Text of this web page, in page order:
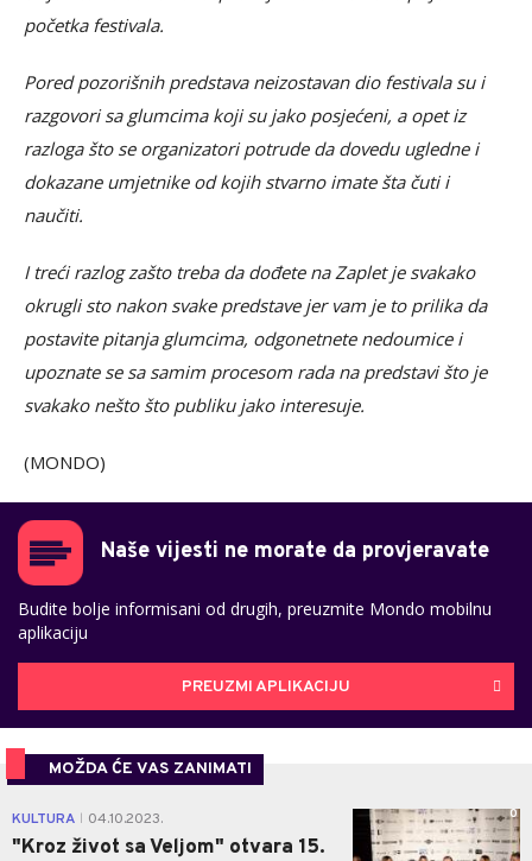
početka festivala.
Pored pozorišnih predstava neizostavan dio festivala su i
razgovori sa glumcima koji su jako posjećeni, a opet iz
razloga što se organizatori potrude da dovedu ugledne i
dokazane umjetnike od kojih stvarno imate šta čuti i
naučiti.
I treći razlog zašto treba da dođete na Zaplet je svakako
okrugli sto nakon svake predstave jer vam je to prilika da
postavite pitanja glumcima, odgonetnete nedoumice i
upoznate se sa samim procesom rada na predstavi što je
svakako nešto što publiku jako interesuje.
(MONDO)
Naše vijesti ne morate da provjeravate
Budite bolje informisani od drugih, preuzmite Mondo mobilnu
aplikaciju
PREUZMI APLIKACIJU
MOŽDA ĆE VAS ZANIMATI
KULTURA 04.10.2023.
"Kroz život sa Veljom" otvara 15.
0